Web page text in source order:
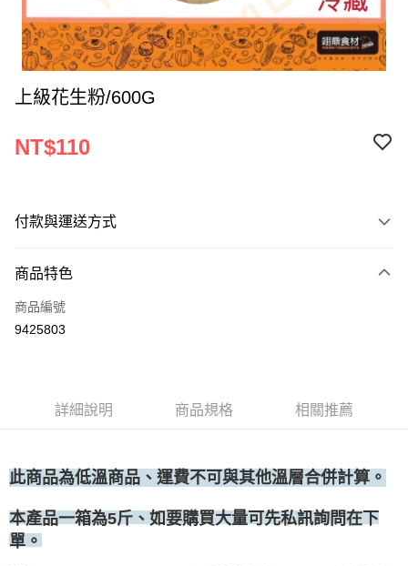
上級花生粉/600G
NT$110
付款與運送方式
信用卡一次付款
Apple Pay
商品特色
商品編號
9425803
詳細說明 商品規格 相關推薦
此商品為低溫商品、運費不可與其他溫層合併計算。
本產品一箱為5斤 、如要購買大量可先私訊詢問在下
單。